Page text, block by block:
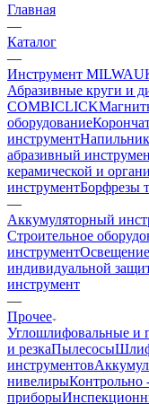
Главная
—
Каталог
—
Инструмент
Абразивные круги и
COMBICLICK
оборудование
инструмент
абразивный
керамической и
инструментБорфрезы
—
Аккумуляторный
Строительное
инструментОсвещение
индивидуальной
инструмент
—
Прочее
Углошлифовальные и
и резкаПылесосы
инструментов
нивелирыКонтрольно
приборы